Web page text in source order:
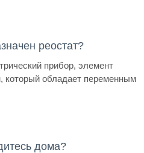
реостат?
прибор, элемент
который обладает переменным
дома?